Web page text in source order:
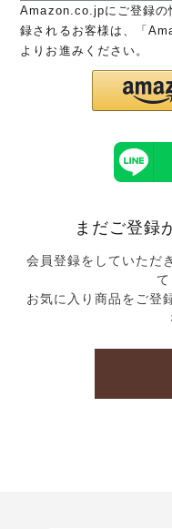
Amazon.co.jpにご登録の
録されるお客様は、「
よりお進みください。
まだご登録
会員登録をしていただ
お気に入り商品をご登